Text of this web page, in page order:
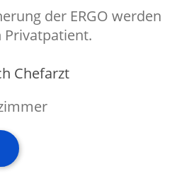
der ERGO werden
Privatpatient.
Chefarzt